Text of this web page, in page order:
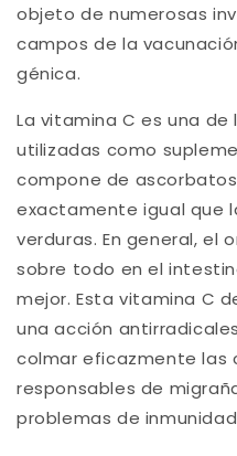
objeto de numerosas
campos de la
génica.
La vitamina C es una
utilizadas como
compone de
exactamente igual que
verduras. En general, el
sobre todo en el
mejor. Esta vitamina C
una acción
colmar eficazmente las
responsables de
problemas de